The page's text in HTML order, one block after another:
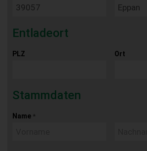
Entladeort
PLZ Ort
Stammdaten
Name *